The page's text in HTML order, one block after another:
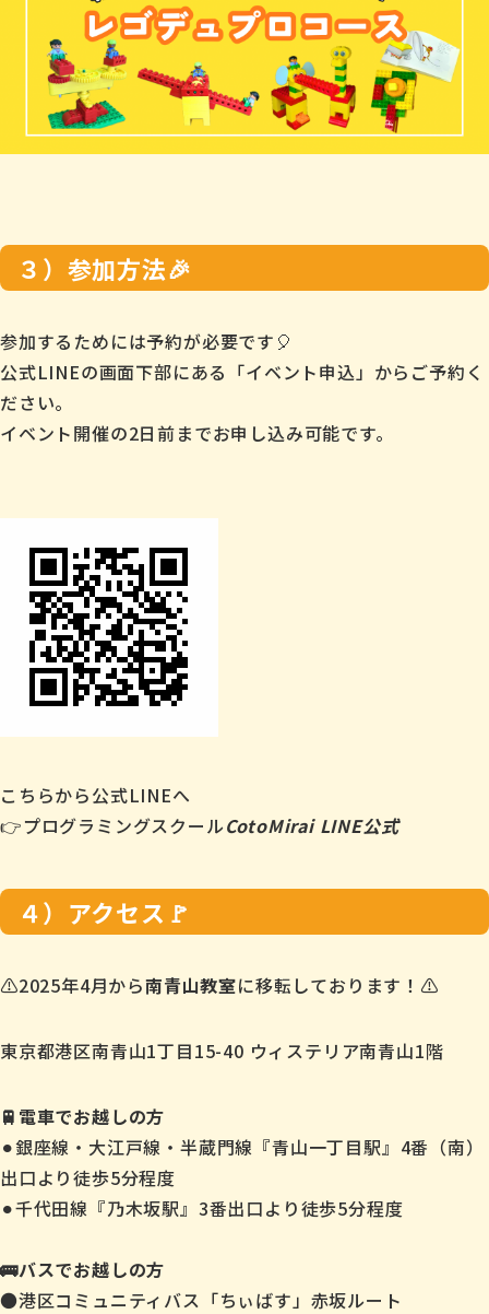
３）参加方法🎉
参加するためには予約が必要です🎈
公式LINEの画面下部にある「イベント申込」からご予約く
ださい。
イベント開催の2日前までお申し込み可能です。
こちらから公式LINEへ
👉プログラミングスクールCotoMirai LINE公式
４）アクセス🚩
⚠️2025年4月から南青山教室に移転しております！⚠️
東京都港区南青山1丁目15-40 ウィステリア南青山1階
🚆電車でお越しの方
⚫︎銀座線・大江戸線・半蔵門線『青山一丁目駅』4番（南）
出口より徒歩5分程度
⚫︎千代田線『乃木坂駅』3番出口より徒歩5分程度
🚌バスでお越しの方
●港区コミュニティバス「ちぃばす」赤坂ルート